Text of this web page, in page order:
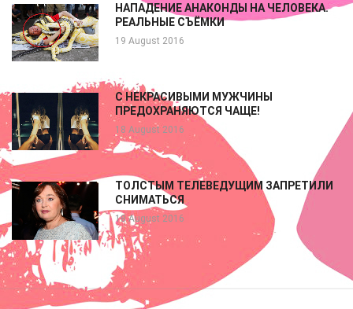
НАПАДЕНИЕ АНАКОНДЫ НА ЧЕЛОВЕКА.
РЕАЛЬНЫЕ СЪЁМКИ
19 August 2016
С НЕКРАСИВЫМИ МУЖЧИНЫ
ПРЕДОХРАНЯЮТСЯ ЧАЩЕ!
18 August 2016
ТОЛСТЫМ ТЕЛЕВЕДУЩИМ ЗАПРЕТИЛИ
СНИМАТЬСЯ
18 August 2016